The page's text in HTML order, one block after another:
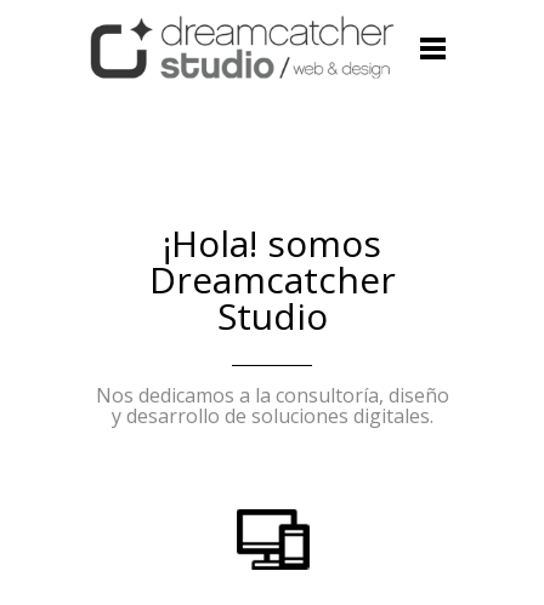
¡Hola! somos
Dreamcatcher
Studio
Nos dedicamos a la consultoría, diseño
y desarrollo de soluciones digitales.